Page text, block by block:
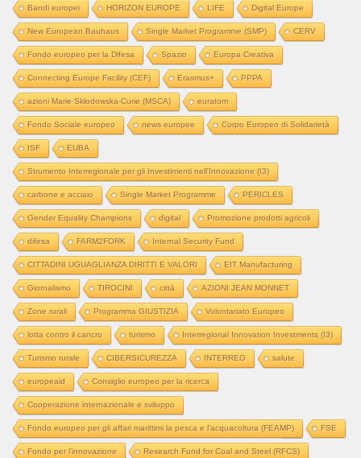
Bandi europei HORIZON EUROPE LIFE Digital Europe
New European Bauhaus Single Market Programme (SMP) CERV
Fondo europeo per la Difesa Spazio Europa Creativa
Connecting Europe Facility (CEF) Erasmus+ PPPA
azioni Marie Skłodowska-Curie (MSCA) euratom
Fondo Sociale europeo news europee Corpo Europeo di Solidarietà
ISF EUBA
Strumento Interregionale per gli Investimenti nell'Innovazione (I3)
carbone e acciaio Single Market Programme PERICLES
Gender Equality Champions digital Promozione prodotti agricoli
difesa FARM2FORK Internal Security Fund
CITTADINI UGUAGLIANZA DIRITTI E VALORI EIT Manufacturing
Giornalismo TIROCINI città AZIONI JEAN MONNET
Zone rurali Programma GIUSTIZIA Volontariato Europeo
lotta contro il cancro turismo Interregional Innovation Investments (I3)
Turismo rurale CIBERSICUREZZA INTERREG salute
europeaid Consiglio europeo per la ricerca
Cooperazione internazionale e sviluppo
Fondo europeo per gli affari marittimi la pesca e l'acquacoltura (FEAMP) FSE
Fondo per l'innovazione Research Fund for Coal and Steel (RFCS)